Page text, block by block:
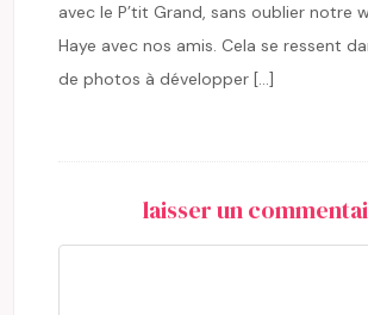
avec le P’tit Grand, sans oublier notre
Haye avec nos amis. Cela se ressent
de photos à développer […]
laisser un